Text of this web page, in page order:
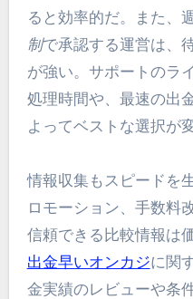
ると効率的だ。また、
制で承認する運営は、
が強い。サポートのラ
処理時間や、最速の出
よってベストな選択が
情報収集もスピードを
ロモーション、手数料
信頼できる比較情報は
出金早いオンカジに関
金実績のレビューや条